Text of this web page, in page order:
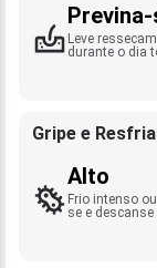
Leve
durante o dia
Gripe e
Alto
Frio intenso
se e descanse